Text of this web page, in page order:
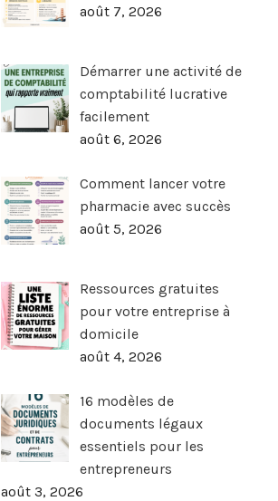
août 7, 2026
Démarrer une activité de
comptabilité lucrative
facilement
août 6, 2026
Comment lancer votre
pharmacie avec succès
août 5, 2026
Ressources gratuites
pour votre entreprise à
domicile
août 4, 2026
16 modèles de
documents légaux
essentiels pour les
entrepreneurs
août 3, 2026